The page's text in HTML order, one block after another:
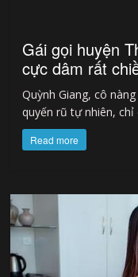
Gái gọi huyện
cực dâm rất
Quỳnh Giang, cô
quyến rũ tự nhiên, chỉ
Read more